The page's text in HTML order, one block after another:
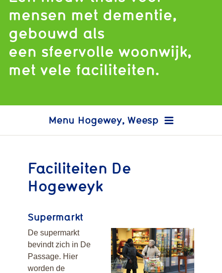
mensen met dementie,
gebouwd als
een sfeervolle woonwijk,
met vele faciliteiten.
Hogewey, Weesp
Faciliteiten De
Hogeweyk
Supermarkt
De supermarkt
bevindt zich in De
Passage. Hier
worden de